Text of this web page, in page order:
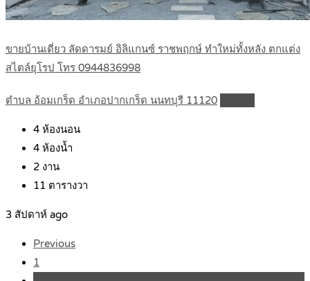
ขายบ้านเดี่ยว ลัดดารมย์ อิลิแกนซ์ ราชพฤกษ์ ทำใหม่ทั้งหลัง ตกแต่ง
สไตล์ยุโรป โทร 0944836998
ตำบล อ้อมเกร็ด อำเภอปากเกร็ด นนทบุรี 11120
4 ห้องนอน
4 ห้องน้ำ
2 งาน
11 ตารางวา
3 สัปดาห์ ago
Previous
1